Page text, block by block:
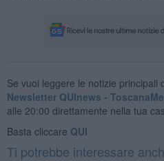
Se vuoi leggere le notizie principali
Newsletter QUInews -
alle 20:00 direttamente nella tua
Basta cliccare QUI
Ti potrebbe interessare